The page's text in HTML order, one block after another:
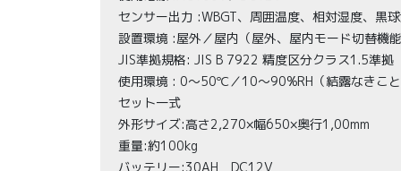
センサー出力 :WBGT、周囲温度、相対湿度、黒
設置環境 :屋外／屋内（屋外、屋内モード切替機能
JIS準拠規格: JIS B 7922 精度区分クラス1.5準拠
使用環境 : 0～50℃／10～90%RH（結露なきこと
セット一式
外形サイズ:高さ2,270×幅650×奥行1,00mm
重量:約100kg
バッテリー:30AH DC12V